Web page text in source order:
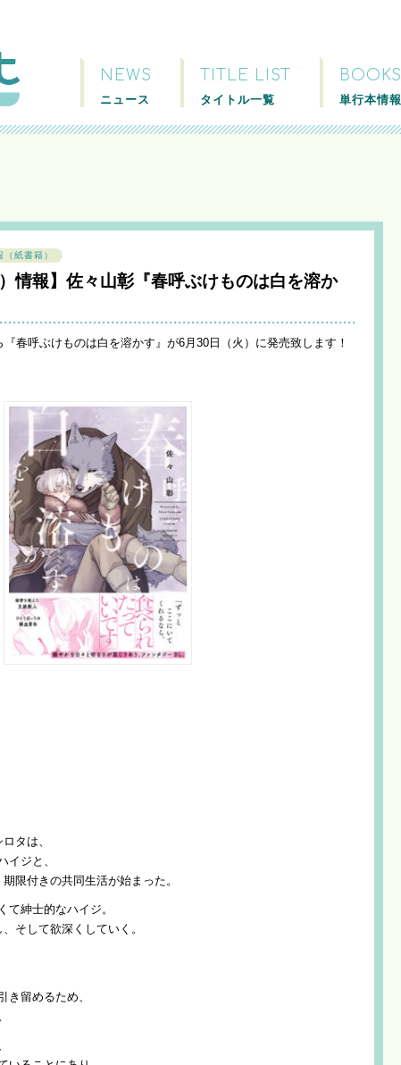
NEWS
ニュース
TITLE LIST
タイトル一覧
BOOKS
単行本情報
（紙書籍）
情報】佐々山彰『春呼ぶけものは白を溶か
『春呼ぶけものは白を溶かす』が6月30日（火）に発売致します！
タは、
イジと、
限付きの共同生活が始まった。
て紳士的なハイジ。
そして欲深くしていく。
き留めるため、